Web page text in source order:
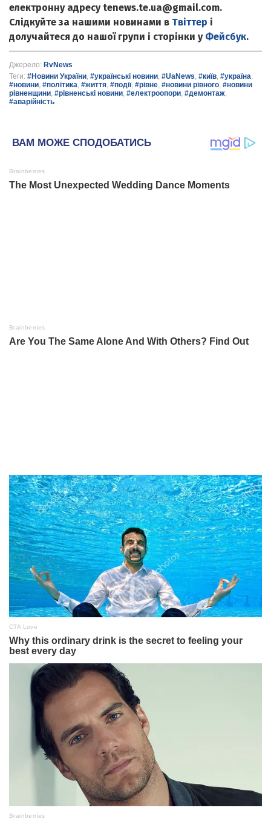
електронну адресу tenews.te.ua@gmail.com.
Слідкуйте за нашими новинами в Твіттер і
долучайтеся до нашої групи і сторінки у Фейсбук.
Джерело: RvNews
Теги: #Новини України, #українські новини, #UaNews, #київ, #україна,
#новини, #політика, #життя, #події, #рівне, #новини рівного, #новини
рівненщини, #рівненські новини, #електроопори, #демонтаж,
#аварійність